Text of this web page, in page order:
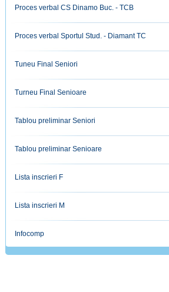
Proces verbal CS Dinamo Buc. - TCB
Proces verbal Sportul Stud. - Diamant TC
Tuneu Final Seniori
Turneu Final Senioare
Tablou preliminar Seniori
Tablou preliminar Senioare
Lista inscrieri F
Lista inscrieri M
Infocomp